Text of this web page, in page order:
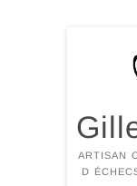
ARTISAN
D